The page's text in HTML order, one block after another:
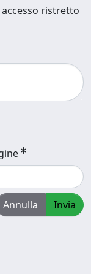
ristretto
Annulla Invia